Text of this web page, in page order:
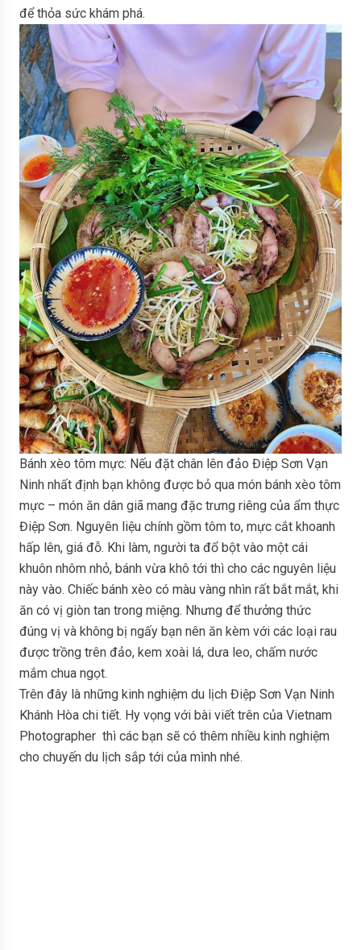
để thỏa sức khám phá.
Bánh xèo tôm mực: Nếu đặt chân lên đảo Điệp Sơn Vạn
Ninh nhất định bạn không được bỏ qua món bánh xèo tôm
mực – món ăn dân giã mang đặc trưng riêng của ẩm thực
Điệp Sơn. Nguyên liệu chính gồm tôm to, mực cắt khoanh
hấp lên, giá đỗ. Khi làm, người ta đổ bột vào một cái
khuôn nhôm nhỏ, bánh vừa khô tới thì cho các nguyên liệu
này vào. Chiếc bánh xèo có màu vàng nhìn rất bắt mắt, khi
ăn có vị giòn tan trong miệng. Nhưng để thưởng thức
đúng vị và không bị ngấy bạn nên ăn kèm với các loại rau
được trồng trên đảo, kem xoài lá, dưa leo, chấm nước
mắm chua ngọt.
Trên đây là những kinh nghiệm du lịch Điệp Sơn Vạn Ninh
Khánh Hòa chi tiết. Hy vọng với bài viết trên của Vietnam
Photographer thì các bạn sẽ có thêm nhiều kinh nghiệm
cho chuyến du lịch sắp tới của mình nhé.